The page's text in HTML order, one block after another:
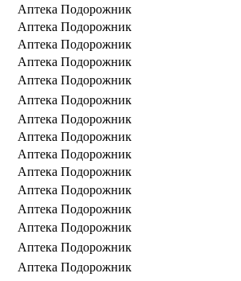
Аптека Подорожник
Аптека Подорожник
Аптека Подорожник
Аптека Подорожник
Аптека Подорожник
Аптека Подорожник
Аптека Подорожник
Аптека Подорожник
Аптека Подорожник
Аптека Подорожник
Аптека Подорожник
Аптека Подорожник
Аптека Подорожник
Аптека Подорожник
Аптека Подорожник